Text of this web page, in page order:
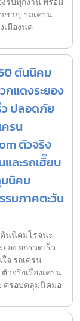
ชาญ รถเครน
มืองนค
ตันนิคม
กแดงระยอง
ว ปลอดภัย
ครน
ตัวจริง
และรถเฮี๊ยบ
นิคม
รมภาคตะวัน
นนิคมโรจนะ
อง ยกรวดเร็ว
จ รถเครน
วจริงเรื่องเครน
ครอบคลุมนิคมอ